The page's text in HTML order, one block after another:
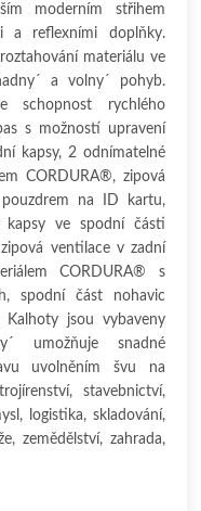
moderním střihem
a reflexními doplňky.
materiálu ve
a volny´ pohyb.
schopnost rychlého
s možností upravení
kapsy, 2 odnímatelné
CORDURA®, zipová
na ID kartu,
ve spodní části
ventilace v zadní
CORDURA® s
spodní část nohavic
Kalhoty jsou vybaveny
umožňuje snadné
uvolněním švu na
stavebnictví,
logistika, skladování,
zemědělství, zahrada,